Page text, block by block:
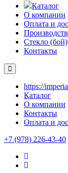
Каталог
О компании
Оплата и
Стекло (бой)
Контакты
https://
Каталог
О компании
Контакты
Оплата и
+7 (978) 226-43-40